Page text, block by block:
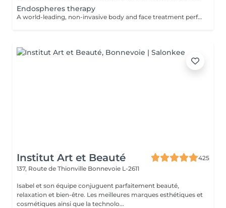
Endospheres therapy
A world-leading, non-invasive body and face treatment performed using the original 3rd-generation Endospheres® technology one of the most advanced solutions on the market for sculpting, drainage, and skin firming. This Italian medical technology combines microvibration, deep lymphatic drainage, and muscle stimulation to deliver visible results from the very first session. Why Endospheres® at NUU: Original 3rd-generation Endospheres® device · Authentic Italian technology · Instant lightness, firmness, and contouring · Safe, natural, and highly effective · No downtime Key benefits: Reduces cellulite and water retention Improves blood and lymphatic circulation Firms and tightens the skin Relieves muscle tension and heaviness Stimulates collagen and natural glow A.F.T. (Abdominal Fat Treatment) Advanced thermal and vacuum technology designed to activate fat metabolism, enhance lymphatic drainage, and sculpt the abdominal area safely and comfortably. Recommended from: 18+ Post-care: No downtime Frequency: Course recommended for optimal results Results are visible and progressive with regular sessions.
Institut Art et Beauté
425
137, Route de Thionville Bonnevoie L-2611
Isabel et son équipe conjuguent parfaitement beauté,
relaxation et bien-être. Les meilleures marques esthétiques et
cosmétiques ainsi que la technolo...